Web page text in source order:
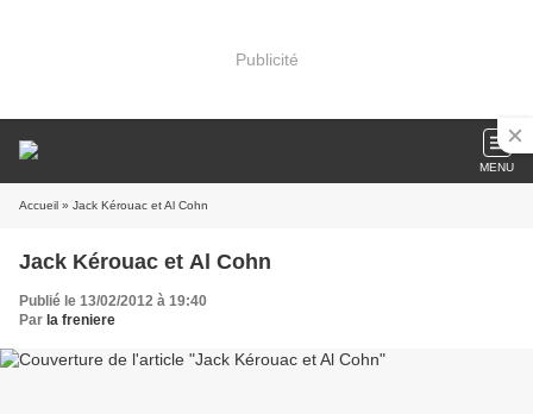
Publicité
MENU
Accueil » Jack Kérouac et Al Cohn
Jack Kérouac et Al Cohn
Publié le 13/02/2012 à 19:40
Par la freniere